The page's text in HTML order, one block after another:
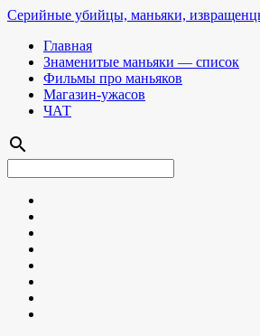
Серийные убийцы, маньяки,
Главная
Знаменитые маньяки — список
Фильмы про маньяков
Магазин-ужасов
ЧАТ
search